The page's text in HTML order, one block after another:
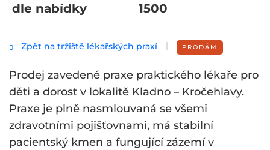
dle nabídky 1500
Zpět na tržiště lékařských praxí PRODÁM
Prodej zavedené praxe praktického lékaře pro
děti a dorost v lokalitě Kladno – Kročehlavy.
Praxe je plně nasmlouvaná se všemi
zdravotními pojišťovnami, má stabilní
pacientský kmen a fungující zázemí v